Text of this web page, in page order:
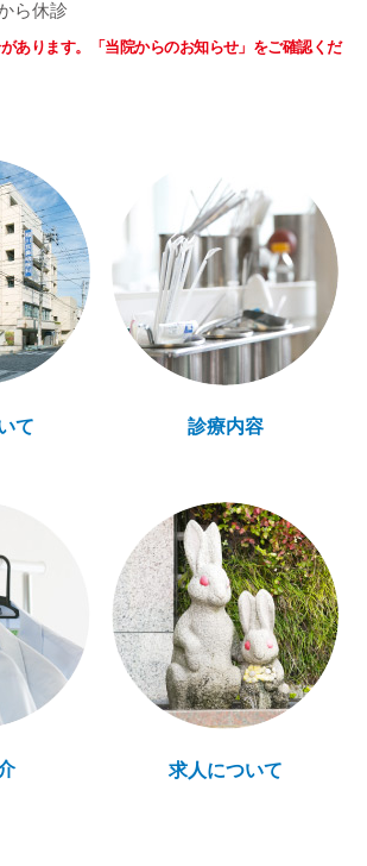
ら休診
あります。「当院からのお知らせ」をご確認くだ
て 診療内容
求人について